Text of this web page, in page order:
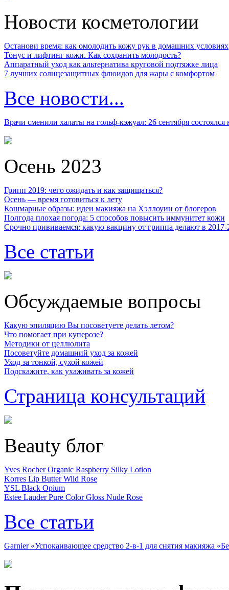
Новости косметологии
Останови время: как омолодить кожу рук в домашних условиях
Тонус и лифтинг кожи. Как сохранить молодость?
Аппаратный уход как альтернатива круговой подтяжке лица
7 лучших солнцезащитных флюидов для жары с комфортом
Все новости...
Врачи сменили халаты на гольф-кэжуал: 26 сентября
Осень 2023
Грипп 2019: чего ожидать и как защищаться?
Осень — время готовиться к лету
Кошмарные образы: идеи макияжа на Хэллоуин от блогеров
Полгода плохая погода: 5 способов повысить иммунитет кожи
Срочно прививаемся: какую вакцину от гриппа делают в 2017-
Все статьи
Обсуждаемые вопросы
Какую эпиляцию Вы посоветуете делать летом?
Что помогает при куперозе?
Методики от целлюлита
Посоветуйте домашний уход за кожей
Уход за тонкой, сухой кожей
Подскажите, как ухаживать за кожей
Страница консультаций
Beauty блог
Yves Rocher Organic Raspberry Silky Lotion
Korres Lip Butter Wild Rose
YSL Black Opium
Estee Lauder Pure Color Gloss Nude Rose
Все статьи
Garnier «Успокаивающее средство 2-в-1 для снятия макияжа